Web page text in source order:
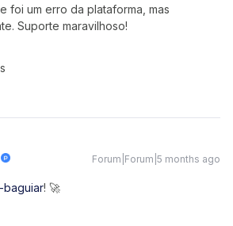
foi um erro da plataforma, mas
Suporte maravilhoso!
Forum|Forum|5 months ago
baguiar! 🚀